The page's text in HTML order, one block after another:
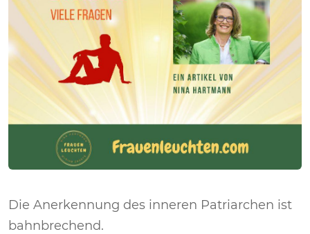
Die Anerkennung des inneren Patriarchen ist
bahnbrechend.